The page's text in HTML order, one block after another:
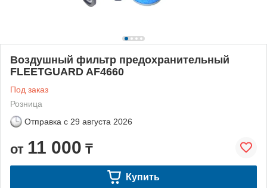
Воздушный фильтр предохранительный
FLEETGUARD AF4660
Под заказ
Розница
Отправка с 29 августа 2026
от 11 000 ₸
Купить